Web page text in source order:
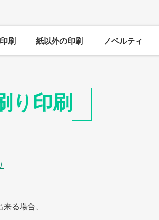
刷 紙以外の印刷 ノベルティ
り印刷
る場合、